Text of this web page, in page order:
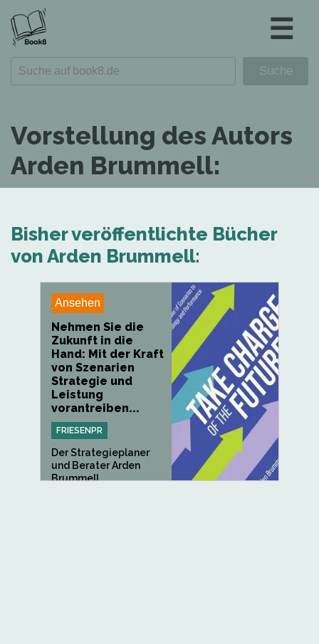
☰
Vorstellung des Autors
Arden Brummell:
Bisher veröffentlichte Bücher
von Arden Brummell:
Ansehen
Nehmen Sie die
Zukunft in die
Hand: Mit der Kraft
von Szenarien
Strategie und
Leistung
vorantreiben...
FRIESENPR
Der Strategieplaner
und Berater Arden
Brummell...